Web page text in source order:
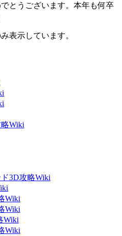
とうございます。本年も何卒
表示しています。
Wiki
3D攻略Wiki
Wiki
Wiki
Wiki
Wiki